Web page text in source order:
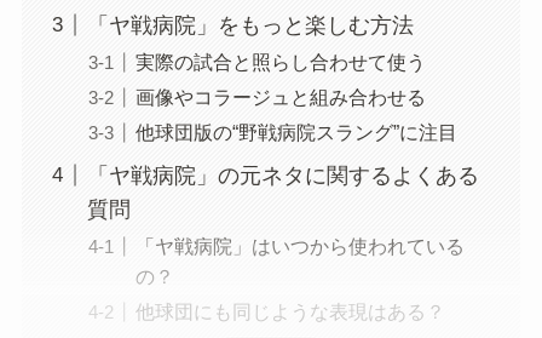
「ヤ戦病院」をもっと楽しむ方法
実際の試合と照らし合わせて使う
画像やコラージュと組み合わせる
他球団版の“野戦病院スラング”に注目
「ヤ戦病院」の元ネタに関するよくある
質問
「ヤ戦病院」はいつから使われている
の？
他球団にも同じような表現はある？